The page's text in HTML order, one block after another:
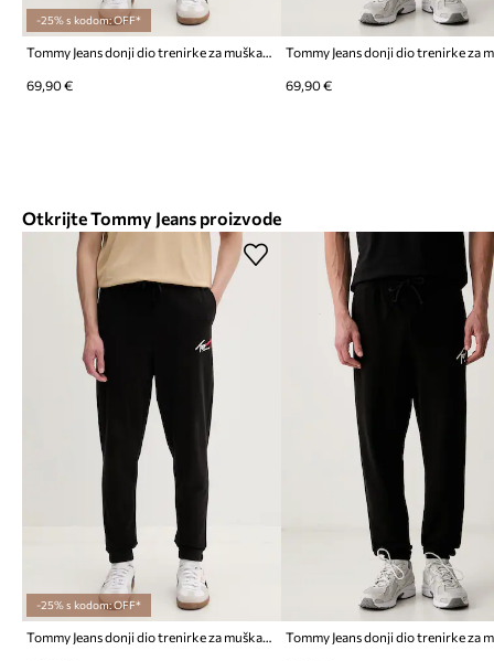
-25% s kodom: OFF*
Tommy Jeans donji dio trenirke za muškarce od pamuka
69,90 € 69,90 €
Otkrijte Tommy Jeans proizvode
-25% s kodom: OFF*
Tommy Jeans donji dio trenirke za muškarce od pamuka